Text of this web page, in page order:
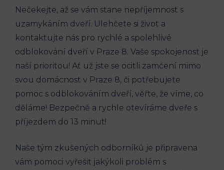
Nečekejte, až se vám stane nepříjemnost s
uzamykáním dveří. Ulehčete si život a
kontaktujte nás pro rychlé a spolehlivé
odblokování dveří v Praze 8. Vaše spokojenost je
naší prioritou! Ať už jste se ocitli zamčení mimo
svou domácnost v Praze 8, či potřebujete
pomoc s odblokováním dveří, věřte, že víme, co
děláme! Bezpečně a rychle otevíráme dveře s
příjezdem do 13 minut!
Naše tým zkušených odborníků je připravena
vám pomoci vyřešit jakýkoli problém s